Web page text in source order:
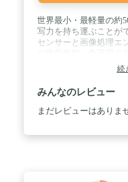
世界最小・最軽量の約
写力を持ち運ぶことが
センサーと画像処理エ
リアルタイムトラッキ
ず、カメラまかせで自
リアルタイムに瞳を追
リアルタイム瞳AFで
える。 / 4K高画質で動
続
みんなのレビュー
まだレビューはありま